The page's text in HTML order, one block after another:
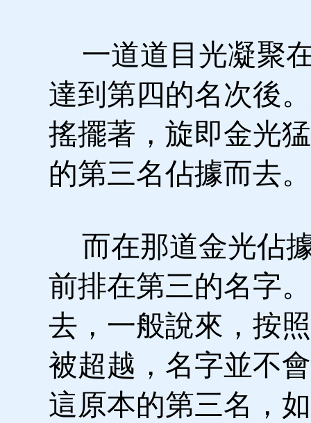
一道道目光凝聚
達到第四的名次後
搖擺著，旋即金光
的第三名佔據而去。
而在那道金光佔
前排在第三的名字
去，一般說來，按
被超越，名字並不
這原本的第三名，